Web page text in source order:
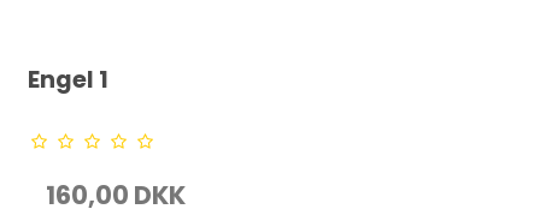
Engel 1
160,00 DKK